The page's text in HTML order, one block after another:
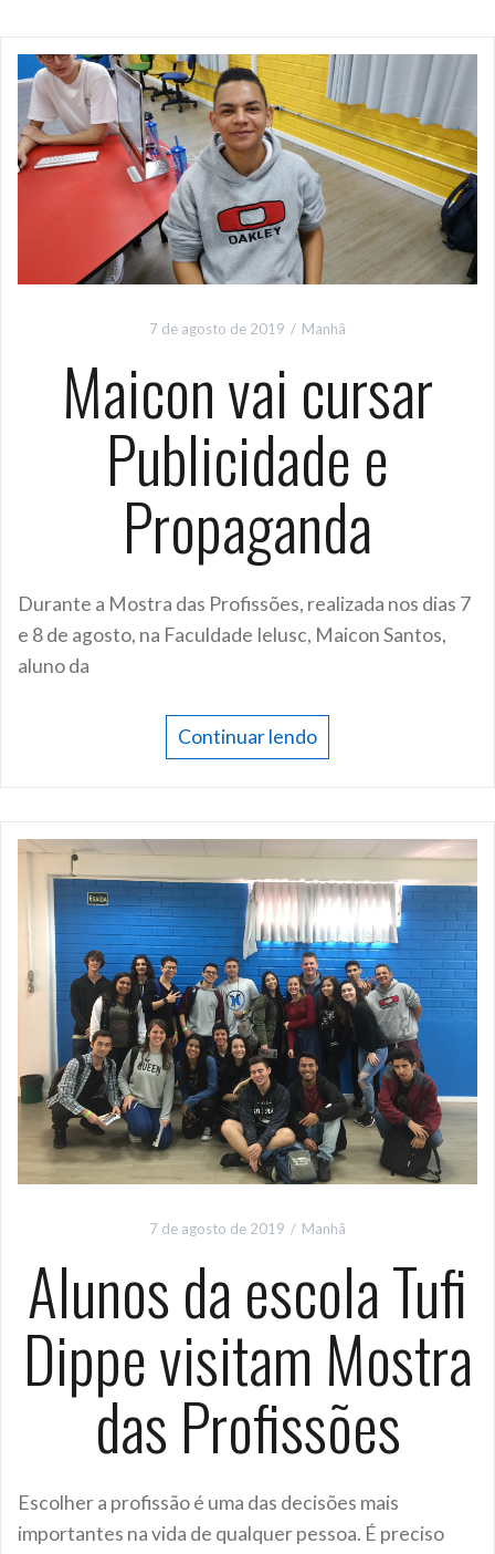
7 de agosto de 2019 Manhã
Maicon vai cursar
Publicidade e
Propaganda
Durante a Mostra das Profissões, realizada nos dias 7
e 8 de agosto, na Faculdade Ielusc, Maicon Santos,
aluno da
Continuar lendo
7 de agosto de 2019 Manhã
Alunos da escola Tufi
Dippe visitam Mostra
das Profissões
Escolher a profissão é uma das decisões mais
importantes na vida de qualquer pessoa. É preciso